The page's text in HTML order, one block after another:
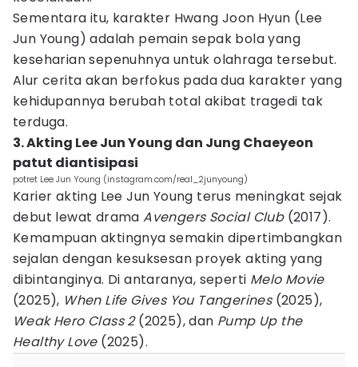
Sementara itu, karakter Hwang Joon Hyun (Lee
Jun Young) adalah pemain sepak bola yang
keseharian sepenuhnya untuk olahraga tersebut.
Alur cerita akan berfokus pada dua karakter yang
kehidupannya berubah total akibat tragedi tak
terduga.
3. Akting Lee Jun Young dan Jung Chaeyeon
patut diantisipasi
potret Lee Jun Young (instagram.com/real_2junyoung)
Karier akting Lee Jun Young terus meningkat sejak
debut lewat dramaAvengers Social Club(2017).
Kemampuan aktingnya semakin dipertimbangkan
sejalan dengan kesuksesan proyek akting yang
dibintanginya. Di antaranya, seperti Melo Movie
(2025), When Life Gives You Tangerines(2025),
Weak Hero Class 2(2025), dan Pump Up the
Healthy Love (2025).